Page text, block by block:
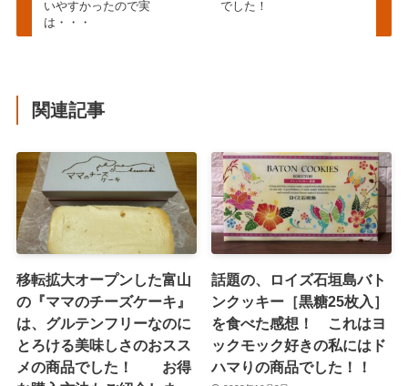
いやすかったので実
は・・・
でした！
関連記事
移転拡大オープンした富山
の『ママのチーズケーキ』
は、グルテンフリーなのに
とろける美味しさのおスス
メの商品でした！ お得
話題の、ロイズ石垣島バト
ンクッキー［黒糖25枚入］
を食べた感想！ これはヨ
ックモック好きの私にはド
ハマりの商品でした！！